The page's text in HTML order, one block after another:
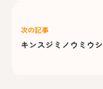
次の記事
キンスジミノウミウシ